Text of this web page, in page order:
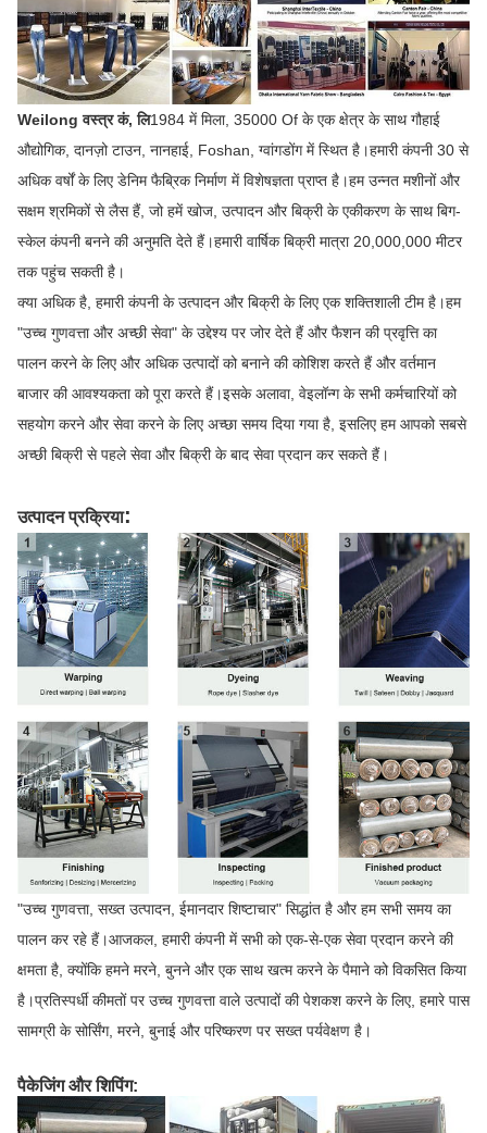
Weilong वस्त्र कं, लि1984 में मिला, 35000 Of के एक क्षेत्र के साथ गौहाई
औद्योगिक, दानज़ो टाउन, नानहाई, Foshan, ग्वांगडोंग में स्थित है।हमारी कंपनी 30 से
अधिक वर्षों के लिए डेनिम फैब्रिक निर्माण में विशेषज्ञता प्राप्त है।हम उन्नत मशीनों और
सक्षम श्रमिकों से लैस हैं, जो हमें खोज, उत्पादन और बिक्री के एकीकरण के साथ बिग-
स्केल कंपनी बनने की अनुमति देते हैं।हमारी वार्षिक बिक्री मात्रा 20,000,000 मीटर
तक पहुंच सकती है।
क्या अधिक है, हमारी कंपनी के उत्पादन और बिक्री के लिए एक शक्तिशाली टीम है।हम
"उच्च गुणवत्ता और अच्छी सेवा" के उद्देश्य पर जोर देते हैं और फैशन की प्रवृत्ति का
पालन करने के लिए और अधिक उत्पादों को बनाने की कोशिश करते हैं और वर्तमान
बाजार की आवश्यकता को पूरा करते हैं।इसके अलावा, वेइलॉन्ग के सभी कर्मचारियों को
सहयोग करने और सेवा करने के लिए अच्छा समय दिया गया है, इसलिए हम आपको सबसे
अच्छी बिक्री से पहले सेवा और बिक्री के बाद सेवा प्रदान कर सकते हैं।
उत्पादन प्रक्रिया:
"उच्च गुणवत्ता, सख्त उत्पादन, ईमानदार शिष्टाचार" सिद्धांत है और हम सभी समय का
पालन कर रहे हैं।आजकल, हमारी कंपनी में सभी को एक-से-एक सेवा प्रदान करने की
क्षमता है, क्योंकि हमने मरने, बुनने और एक साथ खत्म करने के पैमाने को विकसित किया
है।प्रतिस्पर्धी कीमतों पर उच्च गुणवत्ता वाले उत्पादों की पेशकश करने के लिए, हमारे पास
सामग्री के सोर्सिंग, मरने, बुनाई और परिष्करण पर सख्त पर्यवेक्षण है।
पैकेजिंग और शिपिंग: